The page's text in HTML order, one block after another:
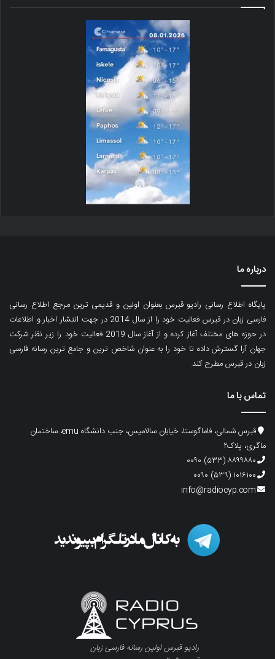
درباره ما
پایگاه اطلاع رسانی رادیو قبرس بعنوان اولین و قدیمی ترین مرجع اطلاع رسانی
فارسی زبان در قبرس فعالیت خود را از سال 2014 در جهت انتشار اخبار و اطلاعات
در حوزه های مختلف آغاز کرده و از آغاز سال 2019 فعالیت خود را زیر نظر شرکت
جهان آرا گسترش داده تا خود را به عنوان شاخص ترین و جامع ترین رسانه فارسی
زبان در قبرس مطرح کند.
تماس با ما
قبرس شمالی، فاماگوستا، خیابان سالامیس، جنب دانشگاه emu، ساختمان
ماگری، پلاک۲
۸۸۹۹۸۸۰ (۵۳۳) ۰۰۹۰
۱۰۱۶۱۰۰ (۵۳۹) ۰۰۹۰
info@radiocyp.com
رادیو قبرس اولین رسانه فارسی زبان